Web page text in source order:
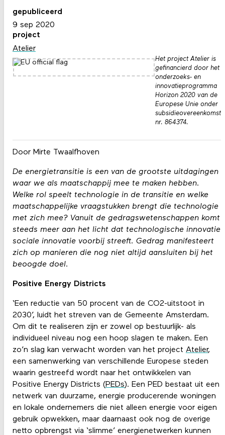
Door Mirte Twaalfhoven
De energietransitie is een van de grootste uitdagingen
waar we als maatschappij mee te maken hebben.
Welke rol speelt technologie in de transitie en welke
maatschappelijke vraagstukken brengt die technologie
met zich mee? Vanuit de gedragswetenschappen komt
steeds meer aan het licht dat technologische innovatie
sociale innovatie voorbij streeft. Gedrag manifesteert
zich op manieren die nog niet altijd aansluiten bij het
beoogde doel.
Positive Energy Districts
‘Een reductie van 50 procent van de CO2-uitstoot in
2030’, luidt het streven van de Gemeente Amsterdam.
Om dit te realiseren zijn er zowel op bestuurlijk- als
individueel niveau nog een hoop slagen te maken. Een
zo’n slag kan verwacht worden van het project Atelier,
een samenwerking van verschillende Europese steden
waarin gestreefd wordt naar het ontwikkelen van
Positive Energy Districts (PEDs). Een PED bestaat uit een
netwerk van duurzame, energie producerende woningen
en lokale ondernemers die niet alleen energie voor eigen
gebruik opwekken, maar daarnaast ook nog de overige
netto opbrengst via ‘slimme’ energienetwerken kunnen
gepubliceerd
9 sep 2020
project
Atelier
Het project Atelier is
gefinancierd door het
onderzoeks- en
innovatieprogramma
Horizon 2020 van de
Europese Unie onder
subsidieovereenkomst
nr. 864374.